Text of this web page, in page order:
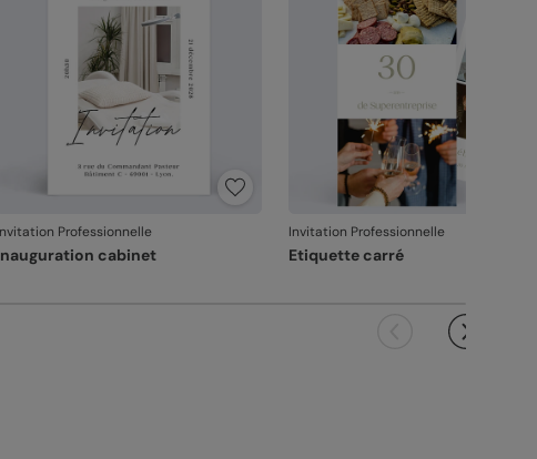
Professionnelle
cabinet
Invitation Professionnelle
Etiquette carré